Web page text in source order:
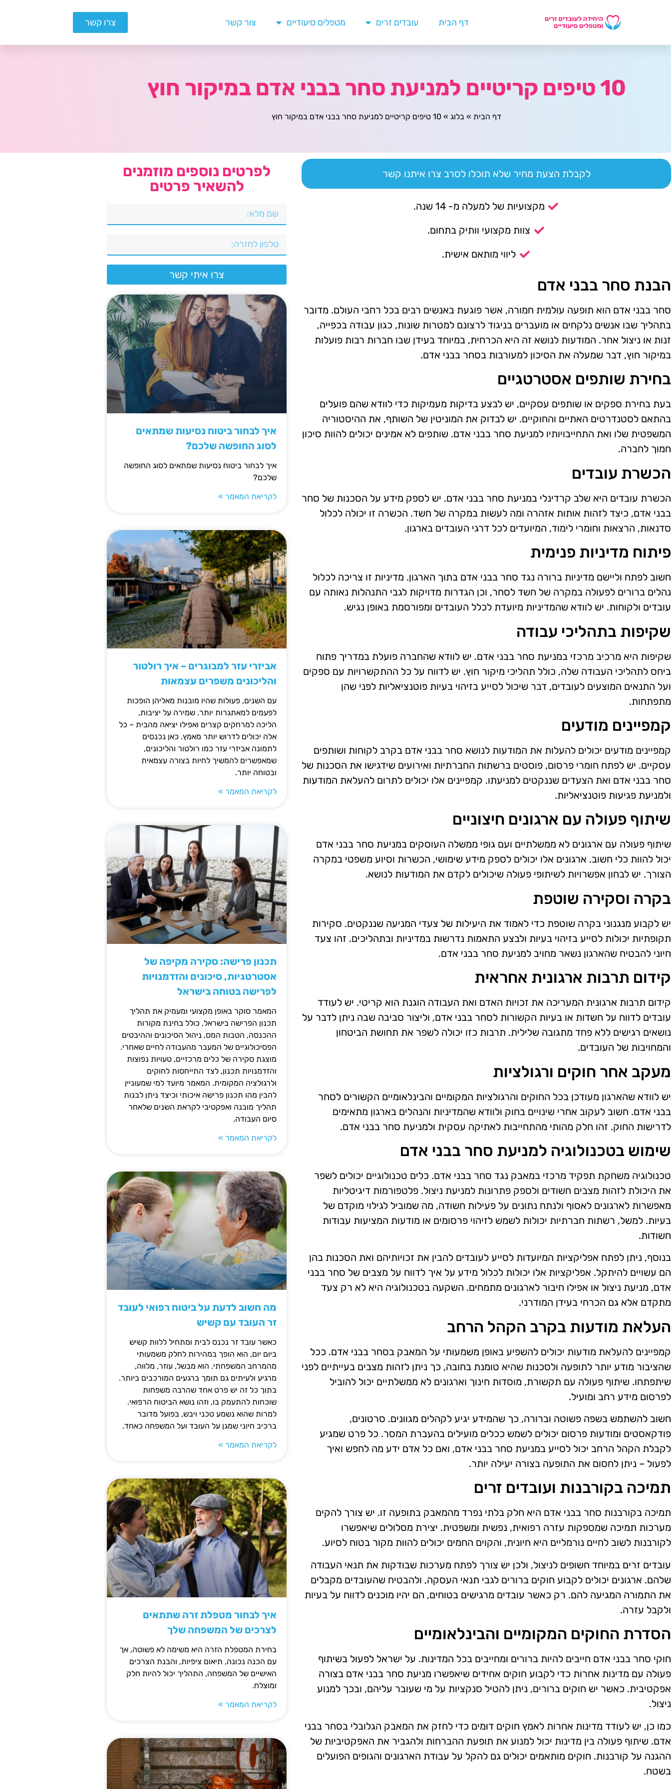
דף הבית עובדים זרים מטפלים סיעודיים צור קשר צרו קשר
10 טיפים קריטיים למניעת סחר בבני אדם במיקור חוץ
דף הבית » בלוג » 10 טיפים קריטיים למניעת סחר בבני אדם במיקור חוץ
לקבלת הצעת מחיר שלא תוכלו לסרב צרו איתנו קשר
מקצועיות של למעלה מ- 14 שנה.
צוות מקצועי וותיק בתחום.
ליווי מותאם אישית.
הבנת סחר בבני אדם
סחר בבני אדם הוא תופעה עולמית חמורה, אשר פוגעת באנשים רבים בכל רחבי העולם. מדובר
בתהליך שבו אנשים נלקחים או מועברים בניגוד לרצונם למטרות שונות, כגון עבודה בכפייה,
זנות או ניצול אחר. המודעות לנושא זה היא הכרחית, במיוחד בעידן שבו חברות רבות פועלות
במיקור חוץ, דבר שמעלה את הסיכון למעורבות בסחר בבני אדם.
בחירת שותפים אסטרטגיים
בעת בחירת ספקים או שותפים עסקיים, יש לבצע בדיקות מעמיקות כדי לוודא שהם פועלים
בהתאם לסטנדרטים האתיים והחוקיים. יש לבדוק את המוניטין של השותף, את ההיסטוריה
המשפטית שלו ואת התחייבויותיו למניעת סחר בבני אדם. שותפים לא אמינים יכולים להוות סיכון
חמוך לחברה.
הכשרת עובדים
הכשרת עובדים היא שלב קרדינלי במניעת סחר בבני אדם. יש לספק מידע על הסכנות של סחר
בבני אדם, כיצד לזהות אותות אזהרה ומה לעשות במקרה של חשד. הכשרה זו יכולה לכלול
סדנאות, הרצאות וחומרי לימוד, המיועדים לכל דרגי העובדים בארגון.
פיתוח מדיניות פנימית
חשוב לפתח וליישם מדיניות ברורה נגד סחר בבני אדם בתוך הארגון. מדיניות זו צריכה לכלול
נהלים ברורים לפעולה במקרה של חשד לסחר, וכן הגדרות מדויקות לגבי התנהלות נאותה עם
עובדים ולקוחות. יש לוודא שהמדיניות מיועדת לכלל העובדים ומפורסמת באופן נגיש.
שקיפות בתהליכי עבודה
שקיפות היא מרכיב מרכזי במניעת סחר בבני אדם. יש לוודא שהחברה פועלת במדריך פתוח
ביחס לתהליכי העבודה שלה, כולל תהליכי מיקור חוץ. יש לדווח על כל ההתקשרויות עם ספקים
ועל התנאים המוצעים לעובדים, דבר שיכול לסייע בזיהוי בעיות פוטנציאליות לפני שהן
מתפתחות.
קמפיינים מודעים
קמפיינים מודעים יכולים להעלות את המודעות לנושא סחר בבני אדם בקרב לקוחות ושותפים
עסקיים. יש לפתח חומרי פרסום, פוסטים ברשתות החברתיות ואירועים שידגישו את הסכנות של
סחר בבני אדם ואת הצעדים שננקטים למניעתו. קמפיינים אלו יכולים לתרום להעלאת המודעות
ולמניעת פגיעות פוטנציאליות.
שיתוף פעולה עם ארגונים חיצוניים
שיתוף פעולה עם ארגונים לא ממשלתיים ועם גופי ממשלה העוסקים במניעת סחר בבני אדם
יכול להוות כלי חשוב. ארגונים אלו יכולים לספק מידע שימושי, הכשרות וסיוע משפטי במקרה
הצורך. יש לבחון אפשרויות לשיתופי פעולה שיכולים לקדם את המודעות לנושא.
בקרה וסקירה שוטפת
יש לקבוע מנגנוני בקרה שוטפת כדי לאמוד את היעילות של צעדי המניעה שננקטים. סקירות
תקופתיות יכולות לסייע בזיהוי בעיות ולבצע התאמות נדרשות במדיניות ובתהליכים. זהו צעד
חיוני להבטיח שהארגון נשאר מחויב למניעת סחר בבני אדם.
קידום תרבות ארגונית אחראית
קידום תרבות ארגונית המעריכה את זכויות האדם ואת העבודה הוגנת הוא קריטי. יש לעודד
עובדים לדווח על חשדות או בעיות הקשורות לסחר בבני אדם, וליצור סביבה שבה ניתן לדבר על
נושאים רגישים ללא פחד מתגובה שלילית. תרבות כזו יכולה לשפר את תחושת הביטחון
והמחויבות של העובדים.
מעקב אחר חוקים ורגולציות
יש לוודא שהארגון מעודכן בכל החוקים והרגולציות המקומיים והבינלאומיים הקשורים לסחר
בבני אדם. חשוב לעקוב אחרי שינויים בחוק ולוודא שהמדיניות והנהלים בארגון מתאימים
לדרישות החוק. זהו חלק מהותי מהתחייבות לאתיקה עסקית ולמניעת סחר בבני אדם.
שימוש בטכנולוגיה למניעת סחר בבני אדם
טכנולוגיה משחקת תפקיד מרכזי במאבק נגד סחר בבני אדם. כלים טכנולוגיים יכולים לשפר
את היכולת לזהות מצבים חשודים ולספק פתרונות למניעת ניצול. פלטפורמות דיגיטליות
מאפשרות לארגונים לאסוף ולנתח נתונים על פעילות חשודה, מה שמוביל לגילוי מוקדם של
בעיות. למשל, רשתות חברתיות יכולות לשמש לזיהוי פרסומים או מודעות המציעות עבודות
חשודות.
בנוסף, ניתן לפתח אפליקציות המיועדות לסייע לעובדים להבין את זכויותיהם ואת הסכנות בהן
הם עשויים להיתקל. אפליקציות אלו יכולות לכלול מידע על איך לדווח על מצבים של סחר בבני
אדם, מניעת ניצול או אפילו חיבור לארגונים מתמחים. השקעה בטכנולוגיה היא לא רק צעד
מתקדם אלא גם הכרחי בעידן המודרני.
העלאת מודעות בקרב הקהל הרחב
קמפיינים להעלאת מודעות יכולים להשפיע באופן משמעותי על המאבק בסחר בבני אדם. ככל
שהציבור מודע יותר לתופעה ולסכנות שהיא טומנת בחובה, כך ניתן לזהות מצבים בעייתיים לפני
שיתפתחו. שיתוף פעולה עם תקשורת, מוסדות חינוך וארגונים לא ממשלתיים יכול להוביל
לפרסום מידע רחב ומועיל.
חשוב להשתמש בשפה פשוטה וברורה, כך שהמידע יגיע לקהלים מגוונים. סרטונים,
פודקאסטים ומודעות פרסום יכולים לשמש ככלים מועילים בהעברת המסר. כל פרט שמגיע
לקבלת הקהל הרחב יכול לסייע במניעת סחר בבני אדם, ואם כל אדם ידע מה לחפש ואיך
לפעול – ניתן לחסום את התופעה בצורה יעילה יותר.
תמיכה בקורבנות ועובדים זרים
תמיכה בקורבנות סחר בבני אדם היא חלק בלתי נפרד מהמאבק בתופעה זו. יש צורך להקים
מערכות תמיכה שמספקות עזרה רפואית, נפשית ומשפטית. יצירת מסלולים שיאפשרו
לקורבנות לשוב לחיים נורמליים היא חיונית, והקוים החמים יכולים להוות מקור בטוח לסיוע.
עובדים זרים במיוחד חשופים לניצול, ולכן יש צורך לפתח מערכות שבודקות את תנאי העבודה
שלהם. ארגונים יכולים לקבוע חוקים ברורים לגבי תנאי העסקה, ולהבטיח שהעובדים מקבלים
את התמורה המגיעה להם. רק כאשר עובדים מרגישים בטוחים, הם יהיו מוכנים לדווח על בעיות
ולקבל עזרה.
הסדרת החוקים המקומיים והבינלאומיים
חוקי סחר בבני אדם חייבים להיות ברורים ומחייבים בכל המדינות. על ישראל לפעול בשיתוף
פעולה עם מדינות אחרות כדי לקבוע חוקים אחידים שיאפשרו מניעת סחר בבני אדם בצורה
אפקטיבית. כאשר יש חוקים ברורים, ניתן להטיל סנקציות על מי שעובר עליהם, ובכך למנוע
ניצול.
כמו כן, יש לעודד מדינות אחרות לאמץ חוקים דומים כדי לחזק את המאבק הגלובלי בסחר בבני
אדם. שיתוף פעולה בין מדינות יכול למנוע את תופעת ההברחות ולהגביר את האפקטיביות של
ההגנה על קורבנות. חוקים מותאמים יכולים גם להקל על עבודת הארגונים והגופים הפועלים
בשטח.
לפרטים נוספים מוזמנים
להשאיר פרטים
צרו איתי קשר
איך לבחור ביטוח נסיעות שמתאים
לסוג החופשה שלכם?
איך לבחור ביטוח נסיעות שמתאים לסוג החופשה
שלכם?
לקריאת המאמר »
אביזרי עזר למבוגרים – איך רולטור
והליכונים משפרים עצמאות
עם השנים, פעולות שהיו מובנות מאליהן הופכות
לפעמים למאתגרות יותר. שמירה על יציבות,
הליכה למרחקים קצרים ואפילו יציאה מהבית – כל
אלה יכולים לדרוש יותר מאמץ. כאן נכנסים
לתמונה אביזרי עזר כמו רולטור והליכונים,
שמאפשרים להמשיך לחיות בצורה עצמאית
ובטוחה יותר.
לקריאת המאמר »
תכנון פרישה: סקירה מקיפה של
אסטרטגיות, סיכונים והזדמנויות
לפרישה בטוחה בישראל
המאמר סוקר באופן מקצועי ומעמיק את תהליך
תכנון הפרישה בישראל, כולל בחינת מקורות
ההכנסה, הטבות המס, ניהול הסיכונים וההיבטים
הפסיכולוגיים של המעבר מהעבודה לחיים שאחרי.
מוצגת סקירה של כלים מרכזיים, טעויות נפוצות
והזדמנויות תכנון, לצד התייחסות לחוקים
ולרגולציה המקומית. המאמר מיועד למי שמעוניין
להבין מהו תכנון פרישה איכותי וכיצד ניתן לבנות
תהליך מובנה ואפקטיבי לקראת השנים שלאחר
סיום העבודה.
לקריאת המאמר »
מה חשוב לדעת על ביטוח רפואי לעובד
זר העובד עם קשיש
כאשר עובד זר נכנס לבית ומתחיל ללוות קשיש
ביום יום, הוא הופך במהירות לחלק משמעותי
מהמרחב המשפחתי. הוא מבשל, עוזר, מלווה,
מרגיע ולעיתים גם תומך ברגעים המורכבים ביותר.
בתוך כל זה יש פרט אחד שהרבה משפחות
שוכחות להתעמק בו, וזהו נושא הביטוח הרפואי.
למרות שהוא נשמע טכני ויבש, בפועל מדובר
ברכיב חיוני שמגן על העובד ועל המשפחה כאחד.
לקריאת המאמר »
איך לבחור מטפלת זרה שתתאים
לצרכים של המשפחה שלך
בחירת המטפלת הזרה היא משימה לא פשוטה, אך
עם הכנה נכונה, תיאום ציפיות, והבנת הצרכים
האישיים של המשפחה, התהליך יכול להיות חלק
ומוצלח.
לקריאת המאמר »